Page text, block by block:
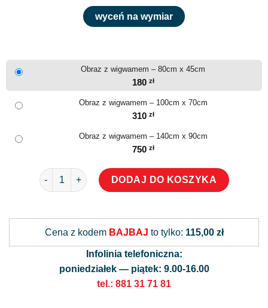
wyceń na wymiar
Obraz z wigwamem – 80cm x 45cm
180 zł
Obraz z wigwamem – 100cm x 70cm
310 zł
Obraz z wigwamem – 140cm x 90cm
750 zł
ilość Obraz z wigwamem
DODAJ DO KOSZYKA
Cena z kodem BAJBAJ to tylko: 115,00 zł
Infolinia telefoniczna:
poniedziałek — piątek: 9.00-16.00
tel.: 881 31 71 81